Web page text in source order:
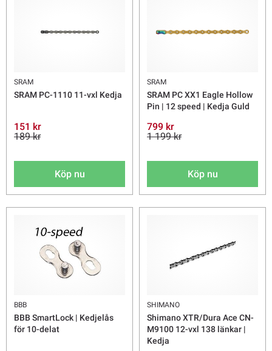
SRAM
SRAM PC-1110 11-vxl Kedja
151 kr
189 kr
Köp nu
SRAM
SRAM PC XX1 Eagle Hollow
Pin | 12 speed | Kedja Guld
799 kr
1 199 kr
Köp nu
BBB
BBB SmartLock | Kedjelås
för 10-delat
SHIMANO
Shimano XTR/Dura Ace CN-
M9100 12-vxl 138 länkar |
Kedja